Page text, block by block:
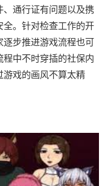
通行证有问题以及携
。针对检查工作的开
步推进游戏流程也可
中不时穿插的社保内
戏的画风不算太精